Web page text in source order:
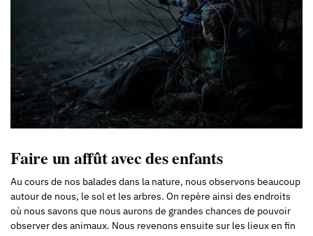
Faire un affût avec des enfants
Au cours de nos balades dans la nature, nous observons beaucoup
autour de nous, le sol et les arbres. On repère ainsi des endroits
où nous savons que nous aurons de grandes chances de pouvoir
observer des animaux. Nous revenons ensuite sur les lieux en fin